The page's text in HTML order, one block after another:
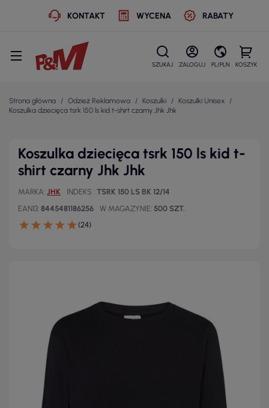
KONTAKT WYCENA RABATY
SZUKAJ ZALOGUJ PL/PLN KOSZYK
Strona główna Odzież Reklamowa Koszulki
Koszulki Unisex
Koszulka dziecięca tsrk 150 ls kid t-shirt czarny Jhk Jhk
Koszulka dziecięca tsrk 150 ls kid t-
shirt czarny Jhk Jhk
MARKA JHK INDEKS TSRK 150 LS BK 12/14
EAN13 8445481186256 W MAGAZYNIE 500 SZT.
(24)